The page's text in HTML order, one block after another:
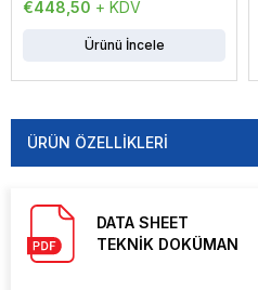
€448,50 + KDV
Ürünü İncele
ÜRÜN ÖZELLIKLERI
DATA SHEET
TEKNİK DOKÜMAN